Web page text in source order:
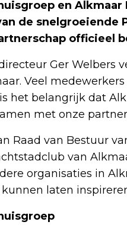
en
de
officieel
Ger Welbers
Veel
het belangrijk dat
met onze
Raad van Bestuur
van
organisaties in
laten